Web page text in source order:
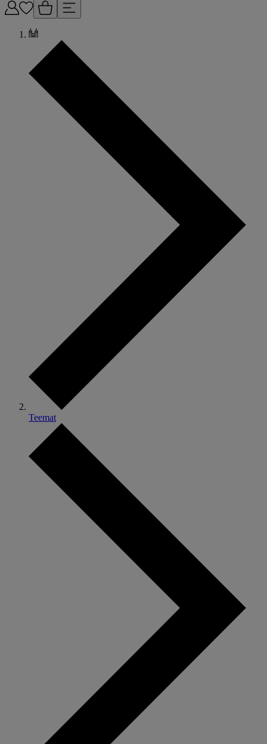
Teemat